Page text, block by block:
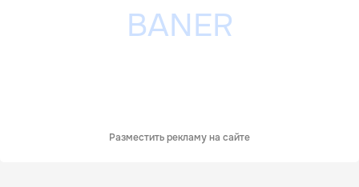
Разместить рекламу на сайте